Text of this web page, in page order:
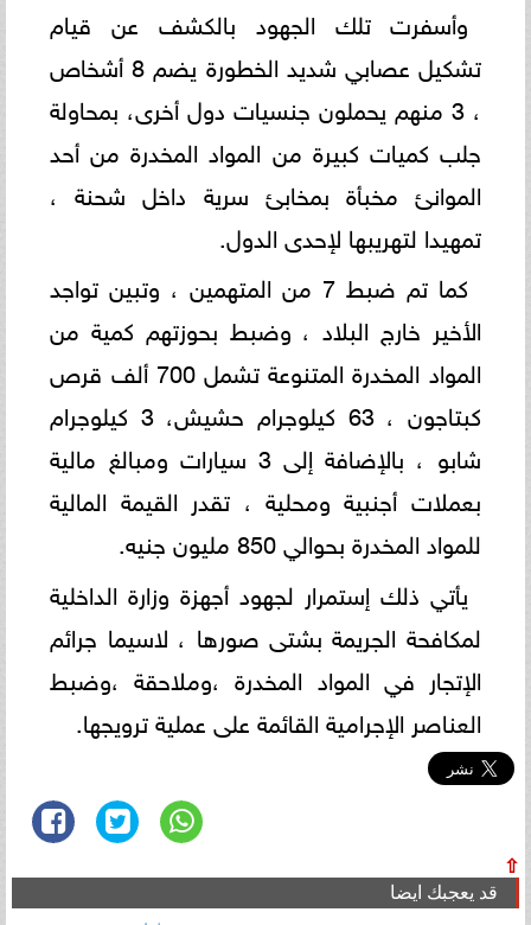
وأسفرت تلك الجهود بالكشف عن قيام
تشكيل عصابي شديد الخطورة يضم 8 أشخاص
، 3 منهم يحملون جنسيات دول أخرى، بمحاولة
جلب كميات كبيرة من المواد المخدرة من أحد
الموانئ مخبأة بمخابئ سرية داخل شحنة ،
تمهيدا لتهريبها لإحدى الدول.
كما تم ضبط 7 من المتهمين ، وتبين تواجد
الأخير خارج البلاد ، وضبط بحوزتهم كمية من
المواد المخدرة المتنوعة تشمل 700 ألف قرص
كبتاجون ، 63 كيلوجرام حشيش، 3 كيلوجرام
شابو ، بالإضافة إلى 3 سيارات ومبالغ مالية
بعملات أجنبية ومحلية ، تقدر القيمة المالية
للمواد المخدرة بحوالي 850 مليون جنيه.
يأتي ذلك إستمرار لجهود أجهزة وزارة الداخلية
لمكافحة الجريمة بشتى صورها ، لاسيما جرائم
الإتجار في المواد المخدرة ،وملاحقة ،وضبط
العناصر الإجرامية القائمة على عملية ترويجها.
⇧
قد يعجبك ايضا